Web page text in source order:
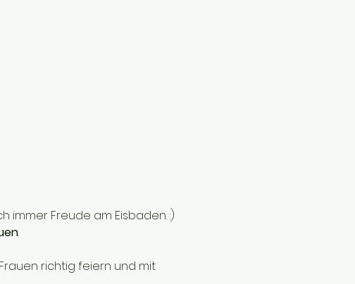
Freude am Eisbaden. :)
.
richtig feiern und mit